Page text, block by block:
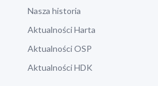
Nasza historia
Aktualności Harta
Aktualności OSP
Aktualności HDK